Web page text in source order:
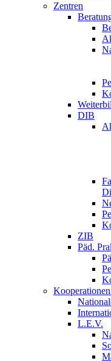
Zentren
DIB
ZIB
Päd.
L.E.V.